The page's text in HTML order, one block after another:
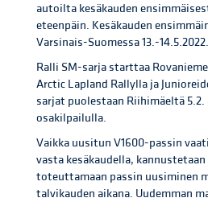
autoilta kesäkauden
eteenpäin. Kesäkauden
Varsinais-Suomessa 13.-14.5.2022.
Ralli SM-sarja starttaa
Arctic Lapland Rallylla ja
sarjat puolestaan Riihimäeltä
osakilpailulla.
Vaikka uusitun V1600-passin
vasta kesäkaudella,
toteuttamaan passin uusiminen
talvikauden aikana. Uudemman